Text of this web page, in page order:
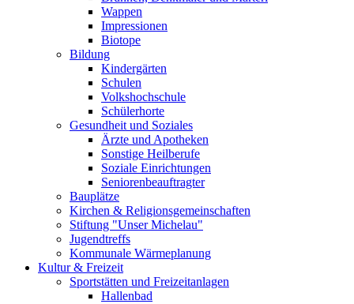
Wappen
Impressionen
Biotope
Bildung
Kindergärten
Schulen
Volkshochschule
Schülerhorte
Gesundheit und Soziales
Ärzte und Apotheken
Sonstige Heilberufe
Soziale Einrichtungen
Seniorenbeauftragter
Bauplätze
Kirchen & Religionsgemeinschaften
Stiftung "Unser Michelau"
Jugendtreffs
Kommunale Wärmeplanung
Kultur & Freizeit
Sportstätten und Freizeitanlagen
Hallenbad